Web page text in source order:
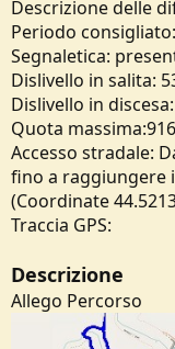
Descrizione delle
Periodo consigliato:
Segnaletica:
Dislivello in salita:
Dislivello in
Quota massima:916
Accesso stradale:
fino a raggiungere
(Coordinate
Traccia GPS:
Descrizione
Allego Percorso